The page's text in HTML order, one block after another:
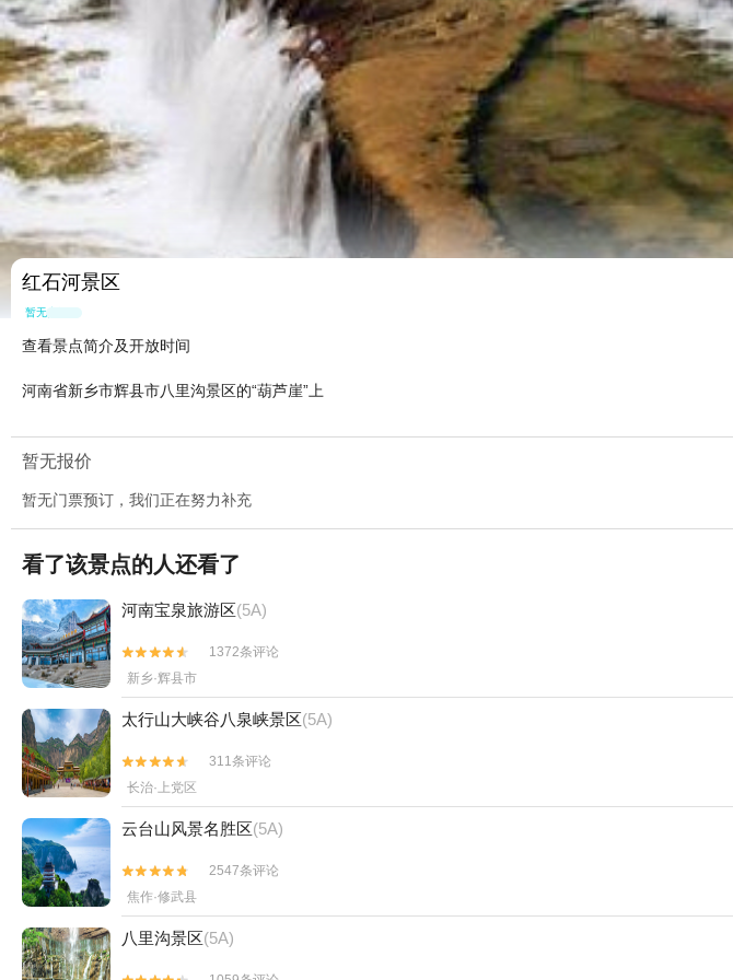
红石河景区
暂无点评
查看景点简介及开放时间
河南省新乡市辉县市八里沟景区的“葫芦崖”上
暂无报价
暂无门票预订，我们正在努力补充
看了该景点的人还看了
河南宝泉旅游区(5A)


1372条评论
新乡·辉县市
太行山大峡谷八泉峡景区(5A)


311条评论
长治·上党区
云台山风景名胜区(5A)


2547条评论
焦作·修武县
八里沟景区(5A)